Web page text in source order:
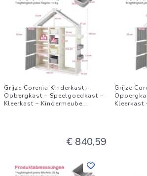
Grijze Corenia Kinderkast –
Opbergkast – Speelgoedkast –
Kleerkast – Kindermeube...
€ 840,59
Grijze
Kleerkast